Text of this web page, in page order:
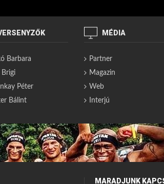
Barbara
Brigi
Péter
Bálint
MÉDIA
Partner
Magazin
Web
Interjú
MARADJUNK